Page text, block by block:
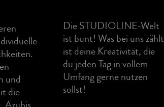
und
die
Die STUDIOLINE-Welt
ist bunt! Was bei uns zählt
ist deine Kreativität, die
du jeden Tag in vollem
Umfang gerne nutzen
sollst!